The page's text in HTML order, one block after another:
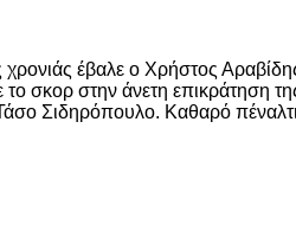
έβαλε ο Χρήστος
σκορ στην άνετη επικράτηση
Σιδηρόπουλο. Καθαρό